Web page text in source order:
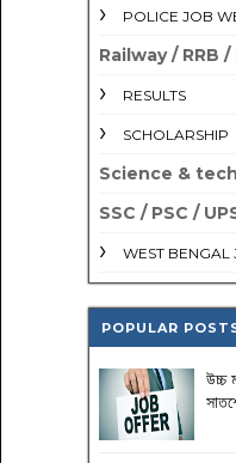
POLICE JOB
Railway / RRB /
RESULTS
SCHOLARSHIP
Science &
SSC / PSC /
WEST BENGAL
POPULAR
উচ্চ